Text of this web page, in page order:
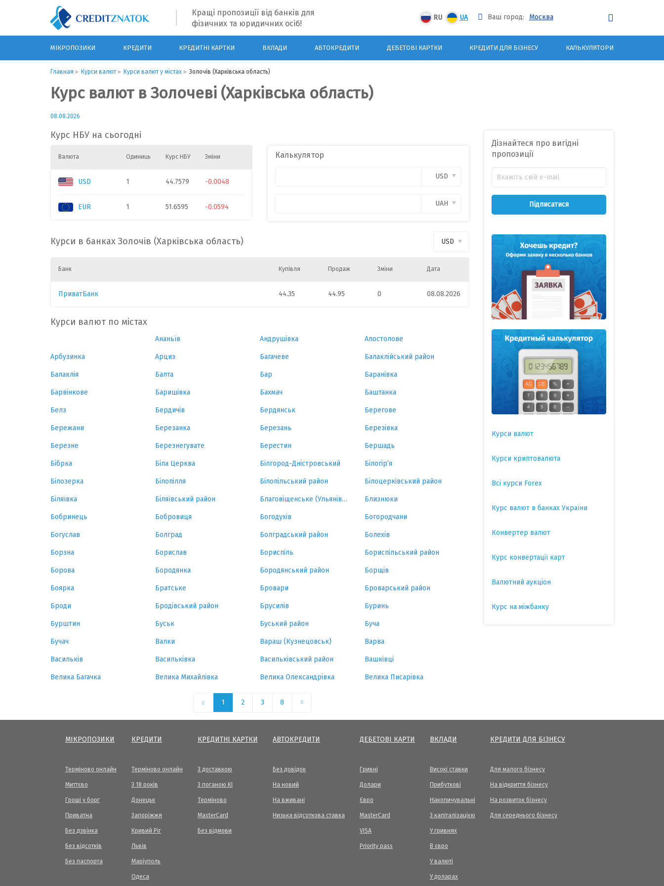
Кращі пропозиції від банків для
фізичних та юридичних осіб!
RU UA Ваш город: Москва
МІКРОПОЗИКИ КРЕДИТИ КРЕДИТНІ КАРТКИ ВКЛАДИ АВТОКРЕДИТИ ДЕБЕТОВІ КАРТКИ КРЕДИТИ ДЛЯ БІЗНЕСУ КАЛЬКУЛЯТОРИ
Главная Курси валют Курси валют у містах Золочів (Харківська область)
Курс валют в Золочеві (Харківська область)
08.08.2026
Курс НБУ на сьогодні
Валюта Одиниць Курс НБУ Зміни
USD 1 44.7579 -0.0048
EUR 1 51.6595 -0.0594
Калькулятор
USD
UAH
Курси в банках Золочів (Харківська область) USD
Банк Купівля Продаж Зміни Дата
ПриватБанк 44.35 44.95 0 08.08.2026
Курси валют по містах
Ананьїв Андрушівка Апостолове
Арбузинка Арциз Багачеве Балаклійський район
Балаклія Балта Бар Баранівка
Барвінкове Баришівка Бахмач Баштанка
Белз Бердичів Бердянськ Берегове
Бережани Березанка Березань Березівка
Березне Березнегувате Берестин Бершадь
Бібрка Біла Церква Білгород-Дністровський Білогір’я
Білозерка Білопілля Білопільський район Білоцерківський район
Біляївка Біляївський район Благовіщенське (Ульянівка) Близнюки
Бобринець Бобровиця Богодухів Богородчани
Богуслав Болград Болградський район Болехів
Борзна Борислав Бориспіль Бориспільський район
Борова Бородянка Бородянський район Борщів
Боярка Братське Бровари Броварський район
Броди Бродівський район Брусилів Буринь
Бурштин Буськ Буський район Буча
Бучач Валки Вараш (Кузнецовськ) Варва
Васильків Васильківка Васильківський район Вашківці
Велика Багачка Велика Михайлівка Велика Олександрівка Велика Писарівка
1 2 3 8
Дізнайтеся про вигідні
пропозиції
Підписатися
Курси валют
Курси криптовалюта
Всі курси Forex
Курс валют в банках України
Конвертер валют
Курс конвертації карт
Валютний аукціон
Курс на міжбанку
МІКРОПОЗИКИ
Терміново онлайн
Миттєво
Гроші у борг
Приватна
Без дзвінка
Без відсотків
Без паспорта
КРЕДИТИ
Терміново онлайн
З 18 років
Донецьк
Запоріжжя
Кривий Ріг
Львів
Маріуполь
Одеса
КРЕДИТНІ КАРТКИ
З доставкою
З поганою КІ
Терміново
МasterCard
Без відмови
АВТОКРЕДИТИ
Без довідок
На новий
На вживані
Низька відсоткова ставка
ДЕБЕТОВІ КАРТИ
Гривні
Долари
Євро
MasterCard
VISA
Priority pass
ВКЛАДИ
Високі ставки
Прибуткові
Накопичувальні
З капіталізацією
У гривнях
В євро
У валюті
У доларах
КРЕДИТИ ДЛЯ БІЗНЕСУ
Для малого бізнесу
На відкриття бізнесу
На розвиток бізнесу
Для середнього бізнесу